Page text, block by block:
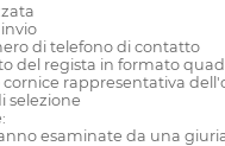
di telefono di contatto
del regista in formato
rappresentativa
selezione
esaminate da una